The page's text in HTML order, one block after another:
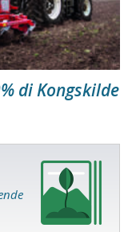
di Kongskilde